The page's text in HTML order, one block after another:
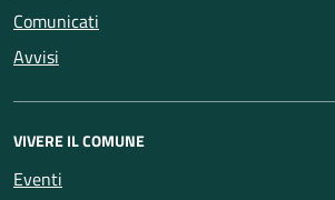
Comunicati
Avvisi
VIVERE IL COMUNE
Eventi